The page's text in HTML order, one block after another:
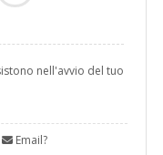
nell'avvio del tuo
Email?